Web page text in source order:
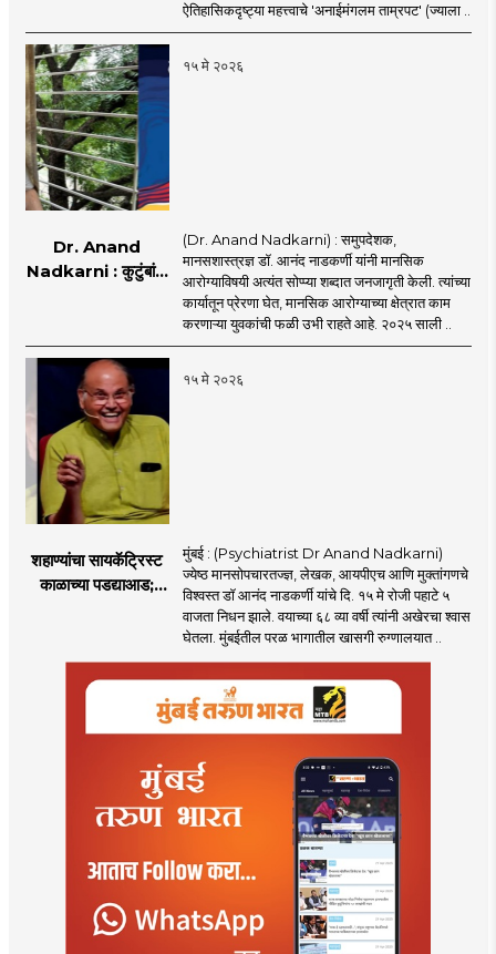
परतणार!
ऐतिहासिकदृष्ट्या महत्त्वाचे 'अनाईमंगलम ताम्रपट' (ज्याला ..
१५ मे २०२६
Dr. Anand
Nadkarni : कुटुंबांना
नाडकर्णी
(Dr. Anand Nadkarni) : समुपदेशक,
मानसशास्त्रज्ञ डॉ. आनंद नाडकर्णी यांनी मानसिक
आरोग्याविषयी अत्यंत सोप्प्या शब्दात जनजागृती केली. त्यांच्या
कार्यातून प्रेरणा घेत, मानसिक आरोग्याच्या क्षेत्रात काम
१५ मे २०२६
शहाण्यांचा सायकॅट्रिस्ट
काळाच्या पडद्याआड;
कर्करोगाशी झुंज अपयशी!
वयाच्या ६८ व्या वर्षी
घेतला अखेरचा श्वास
मुंबई : (Psychiatrist Dr Anand Nadkarni)
ज्येष्ठ मानसोपचारतज्ज्ञ, लेखक, आयपीएच आणि मुक्तांगणचे
विश्वस्त डॉ आनंद नाडकर्णी यांचे दि. १५ मे रोजी पहाटे ५
वाजता निधन झाले. वयाच्या ६८ व्या वर्षी त्यांनी अखेरचा श्वास
घेतला. मुंबईतील परळ भागातील खासगी रुग्णालयात ..